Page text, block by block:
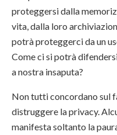
proteggersi dalla
vita, dalla loro
potrà proteggerci da un
Come ci si potrà
a nostra insaputa?
Non tutti concordano sul
distruggere la privacy.
manifesta soltanto la